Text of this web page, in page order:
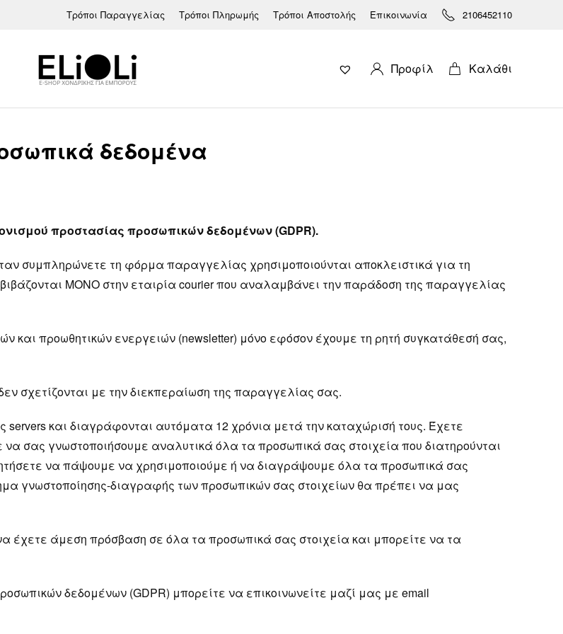
Τρόποι Παραγγελίας Τρόποι Πληρωμής Τρόποι Αποστολής Επικοινωνία 2106452110
Προφίλ Καλάθι
δεδομένα
προστασίας προσωπικών δεδομένων (GDPR).
συμπληρώνετε τη φόρμα παραγγελίας χρησιμοποιούνται αποκλειστικά για τη
ΜΟΝΟ στην εταιρία courier που αναλαμβάνει την παράδοση της παραγγελίας
και προωθητικών ενεργειών (newsletter) μόνο εφόσον έχουμε τη ρητή συγκατάθεσή σας,
σχετίζονται με την διεκπεραίωση της παραγγελίας σας.
και διαγράφονται αυτόματα 12 χρόνια μετά την καταχώρισή τους. Έχετε
σας γνωστοποιήσουμε αναλυτικά όλα τα προσωπικά σας στοιχεία που διατηρούνται
να πάψουμε να χρησιμοποιούμε ή να διαγράψουμε όλα τα προσωπικά σας
γνωστοποίησης-διαγραφής των προσωπικών σας στοιχείων θα πρέπει να μας
έχετε άμεση πρόσβαση σε όλα τα προσωπικά σας στοιχεία και μπορείτε να τα
δεδομένων (GDPR) μπορείτε να επικοινωνείτε μαζί μας με email